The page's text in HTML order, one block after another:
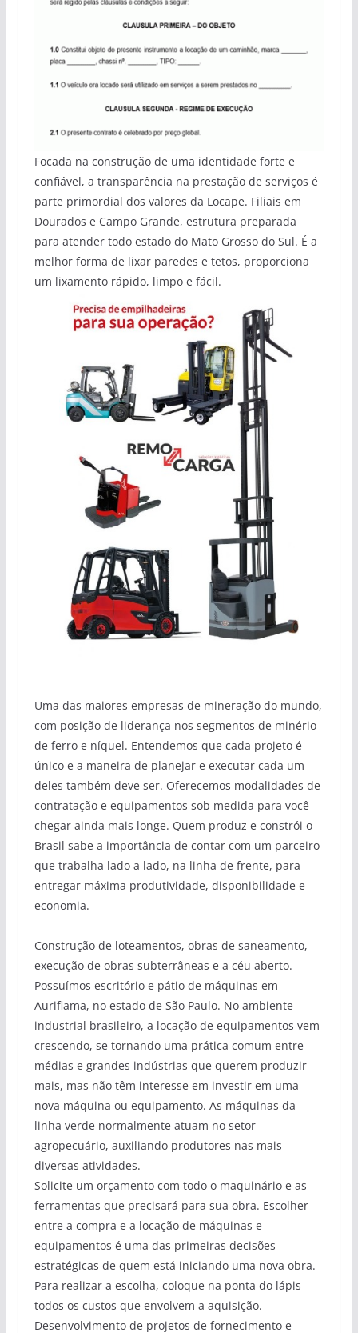
Focada na construção de uma identidade forte e
confiável, a transparência na prestação de serviços é
parte primordial dos valores da Locape. Filiais em
Dourados e Campo Grande, estrutura preparada
para atender todo estado do Mato Grosso do Sul. É a
melhor forma de lixar paredes e tetos, proporciona
um lixamento rápido, limpo e fácil.
Uma das maiores empresas de mineração do mundo,
com posição de liderança nos segmentos de minério
de ferro e níquel. Entendemos que cada projeto é
único e a maneira de planejar e executar cada um
deles também deve ser. Oferecemos modalidades de
contratação e equipamentos sob medida para você
chegar ainda mais longe. Quem produz e constrói o
Brasil sabe a importância de contar com um parceiro
que trabalha lado a lado, na linha de frente, para
entregar máxima produtividade, disponibilidade e
economia.
Construção de loteamentos, obras de saneamento,
execução de obras subterrâneas e a céu aberto.
Possuímos escritório e pátio de máquinas em
Auriflama, no estado de São Paulo. No ambiente
industrial brasileiro, a locação de equipamentos vem
crescendo, se tornando uma prática comum entre
médias e grandes indústrias que querem produzir
mais, mas não têm interesse em investir em uma
nova máquina ou equipamento. As máquinas da
linha verde normalmente atuam no setor
agropecuário, auxiliando produtores nas mais
diversas atividades.
Solicite um orçamento com todo o maquinário e as
ferramentas que precisará para sua obra. Escolher
entre a compra e a locação de máquinas e
equipamentos é uma das primeiras decisões
estratégicas de quem está iniciando uma nova obra.
Para realizar a escolha, coloque na ponta do lápis
todos os custos que envolvem a aquisição.
Desenvolvimento de projetos de fornecimento e